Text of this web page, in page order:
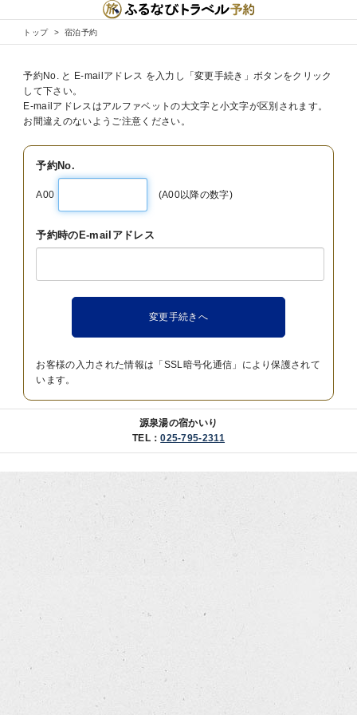
トップ 宿泊予約
予約No. と E-mailアドレス を入力し「変更手続き」ボタンをクリック
して下さい。
E-mailアドレスはアルファベットの大文字と小文字が区別されます。
お間違えのないようご注意ください。
予約No.
A00 (A00以降の数字)
予約時のE-mailアドレス
お客様の入力された情報は「SSL暗号化通信」により保護されて
います。
源泉湯の宿かいり
TEL：025-795-2311